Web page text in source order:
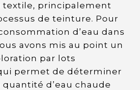
textile, principalement
de teinture. Pour
d’eau dans
avons mis au point un
par lots
permet de déterminer
d’eau chaude